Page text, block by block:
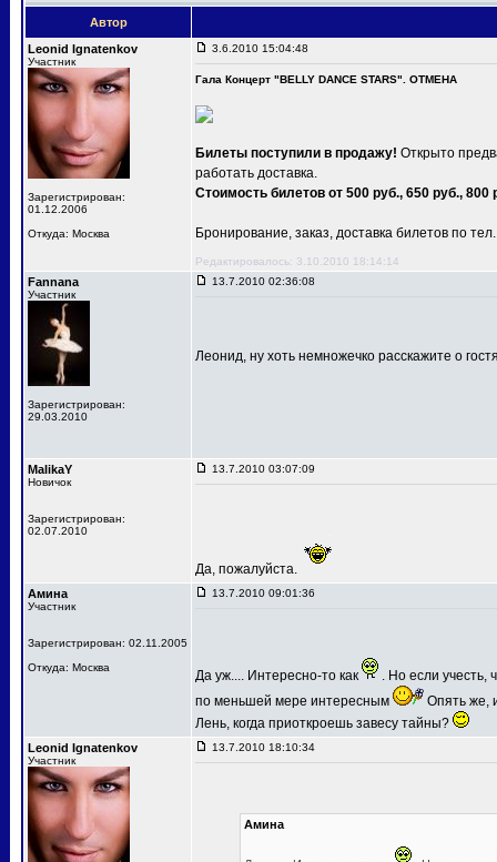
Автор
Leonid Ignatenkov
Участник
Зарегистрирован:
01.12.2006
Откуда: Москва
3.6.2010 15:04:48
Гала Концерт "BELLY DANCE STARS". ОТМЕНА
Билеты поступили в продажу! Открыто
работать доставка.
Стоимость билетов от 500 руб., 650 руб., 800
Бронирование, заказ, доставка билетов по
Редактировалось: 3.10.2010 18:14:14
Fannana
Участник
Зарегистрирован:
29.03.2010
13.7.2010 02:36:08
Леонид, ну хоть немножечко расскажите о
MalikaY
Новичок
Зарегистрирован:
02.07.2010
13.7.2010 03:07:09
Да, пожалуйста.
Амина
Участник
Зарегистрирован: 02.11.2005
Откуда: Москва
13.7.2010 09:01:36
Да уж.... Интересно-то как
. Но если учесть,
по меньшей мере интересным
Опять же,
Лень, когда приоткроешь завесу тайны?
Leonid Ignatenkov
Участник
13.7.2010 18:10:34
Амина